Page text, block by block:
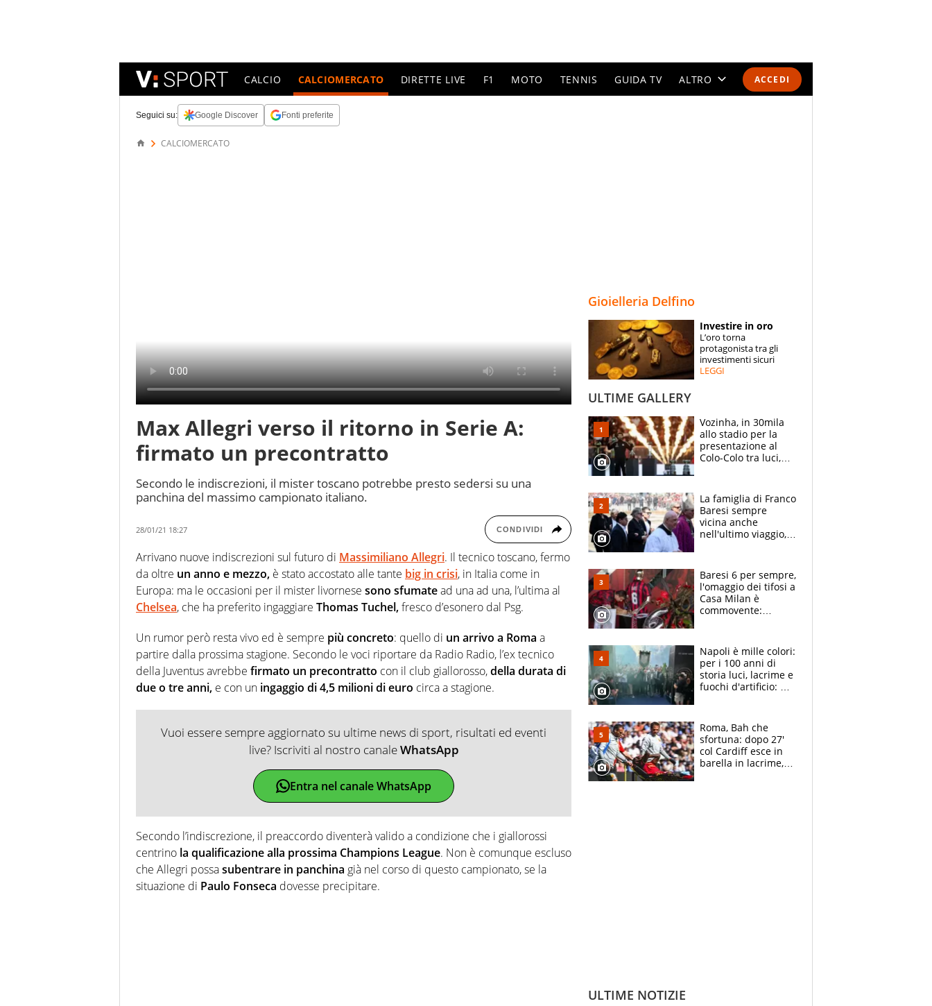
ACCEDI
CALCIO CALCIOMERCATO DIRETTE LIVE F1 MOTO TENNIS GUIDA TV ALTRO
SPECIALI
ESPERTI
Seguici su: Google Discover Fonti preferite
CALCIOMERCATO
Max Allegri verso il ritorno in Serie A:
firmato un precontratto
Secondo le indiscrezioni, il mister toscano potrebbe presto sedersi su una
panchina del massimo campionato italiano.
28/01/21 18:27 CONDIVIDI
Arrivano nuove indiscrezioni sul futuro di Massimiliano Allegri. Il tecnico toscano, fermo
da oltre un anno e mezzo, è stato accostato alle tante big in crisi, in Italia come in
Europa: ma le occasioni per il mister livornese sono sfumatead una ad una, l’ultima al
Chelsea, che ha preferito ingaggiare Thomas Tuchel,fresco d’esonero dal Psg.
Un rumor però resta vivo ed è sempre più concreto: quello di un arrivo a Roma a
partire dalla prossima stagione. Secondo le voci riportare da Radio Radio, l’ex tecnico
della Juventus avrebbe firmato un precontratto con il club giallorosso,della durata di
due o tre anni, e con un ingaggio di 4,5 milioni di euro circa a stagione.
Vuoi essere sempre aggiornato su ultime news di sport, risultati ed eventi
live? Iscriviti al nostro canaleWhatsApp
Entra nel canale WhatsApp
Secondo l’indiscrezione, il preaccordo diventerà valido a condizione che i giallorossi
centrino la qualificazione alla prossima Champions League. Non è comunque escluso
che Allegri possasubentrare in panchina già nel corso di questo campionato, se la
situazione di Paulo Fonseca dovesse precipitare.
Gioielleria Delfino
Investire in oro
L’oro torna
protagonista tra gli
investimenti sicuri
LEGGI
ULTIME GALLERY
Vozinha, in 30mila
allo stadio per la
presentazione al
Colo-Colo tra luci,
La famiglia di Franco
Baresi sempre
vicina anche
nell'ultimo viaggio,
circondati
dall'affetto dei tifosi
Baresi 6 per sempre,
l'omaggio dei tifosi a
Casa Milan è
commovente:
bigliettini
Napoli è mille colori:
per i 100 anni di
storia luci, lacrime e
fuochi d'artificio: De
Roma, Bah che
sfortuna: dopo 27'
col Cardiff esce in
barella in lacrime,
ULTIME NOTIZIE